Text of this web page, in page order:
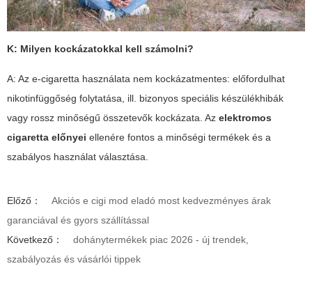
K: Milyen kockázatokkal kell számolni?
A: Az e-cigaretta használata nem kockázatmentes: előfordulhat
nikotinfüggőség folytatása, ill. bizonyos speciális készülékhibák
vagy rossz minőségű összetevők kockázata. Az elektromos
cigaretta előnyei ellenére fontos a minőségi termékek és a
szabályos használat választása.
Előző：
Akciós e cigi mod eladó most kedvezményes árak
garanciával és gyors szállítással
Következő：
dohánytermékek piac 2026 - új trendek,
szabályozás és vásárlói tippek